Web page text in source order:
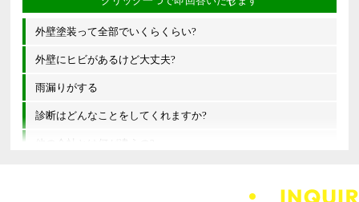
外壁塗装って全部でいくらくらい?
外壁にヒビがあるけど大丈夫?
雨漏りがする
診断はどんなことをしてくれますか?
他の会社とは何が違うの?